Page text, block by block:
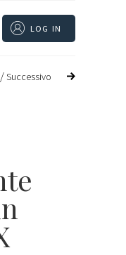
LOG IN
/Successivo